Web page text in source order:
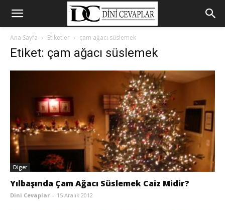
Ana Sayfa Etiketler çam ağacı süslemek
Etiket: çam ağacı süslemek
Diger
Yılbaşında Çam Ağacı Süslemek Caiz Midir?
Dini Cevaplar - 15 Aralık 2012